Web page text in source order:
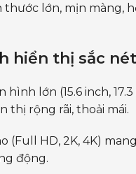
thước lớn, mịn màng,
hiển thị sắc nét
hình lớn (15.6 inch,
thị rộng rãi, thoải mái.
(Full HD, 2K, 4K)
động.